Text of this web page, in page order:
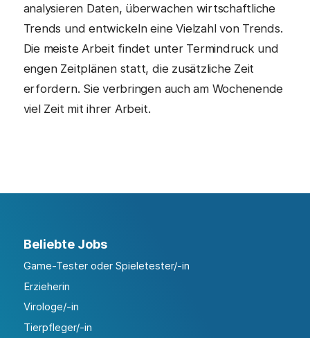
analysieren Daten, überwachen wirtschaftliche
Trends und entwickeln eine Vielzahl von Trends.
Die meiste Arbeit findet unter Termindruck und
engen Zeitplänen statt, die zusätzliche Zeit
erfordern. Sie verbringen auch am Wochenende
viel Zeit mit ihrer Arbeit.
Beliebte Jobs
Game-Tester oder Spieletester/-in
Erzieherin
Virologe/-in
Tierpfleger/-in